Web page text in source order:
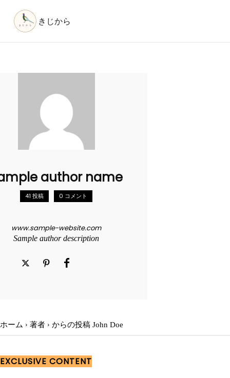
きじから
author name
41 投稿 0 コメント
www.sample-website.com
Sample author description
ホーム 著者 からの投稿 John Doe
EXCLUSIVE CONTENT